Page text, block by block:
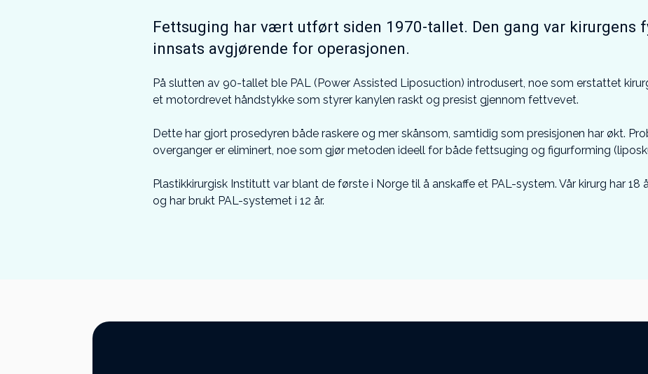
Fettsuging har vært utført siden 1970-tallet. Den gang var kirurgens
innsats avgjørende for operasjonen.
På slutten av 90-tallet ble PAL (Power Assisted Liposuction) introdusert, noe som erstattet
et motordrevet håndstykke som styrer kanylen raskt og presist gjennom fettvevet.
Dette har gjort prosedyren både raskere og mer skånsom, samtidig som presisjonen har økt.
overganger er eliminert, noe som gjør metoden ideell for både fettsuging og figurforming
Plastikkirurgisk Institutt var blant de første i Norge til å anskaffe et PAL-system. Vår kirurg har 18
og har brukt PAL-systemet i 12 år.